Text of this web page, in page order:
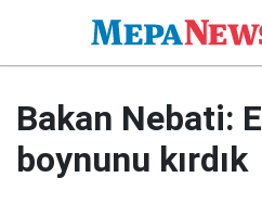
Bakan Nebati:
boynunu kırdık